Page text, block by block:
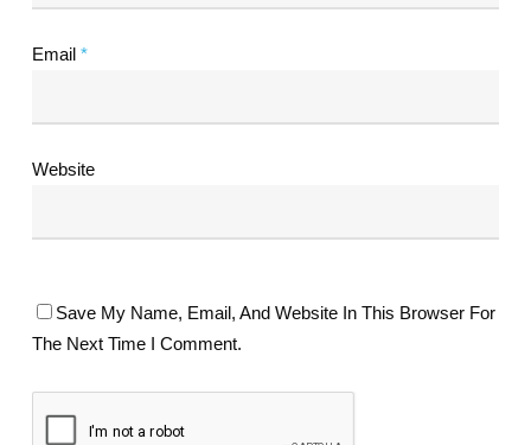
Email *
Website
Save My Name, Email, And Website In This Browser For
The Next Time I Comment.